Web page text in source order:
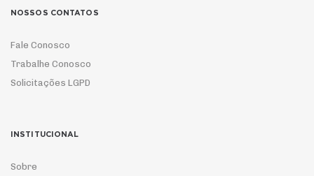
NOSSOS CONTATOS
Fale Conosco
Trabalhe Conosco
Solicitações LGPD
INSTITUCIONAL
Sobre